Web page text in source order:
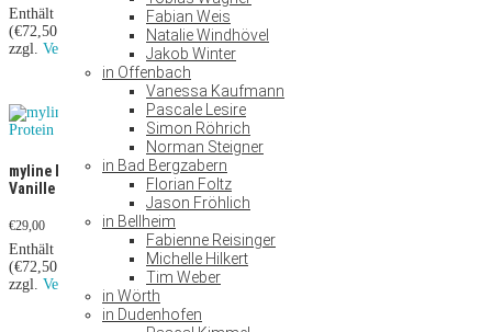
Fabian Weis
Natalie Windhövel
Jakob Winter
in Offenbach
Vanessa Kaufmann
Pascale Lesire
Simon Röhrich
Norman Steigner
in Bad Bergzabern
Florian Foltz
Jason Fröhlich
in Bellheim
Fabienne Reisinger
Michelle Hilkert
Tim Weber
in Wörth
in Dudenhofen
Enthält 19% MwSt.
(€72,50
zzgl. Versand
zzgl.Versand
myline Eiweiß Protein
Vanille
€29,00
Enthält 19% MwSt.
(€72,50
zzgl. Versand